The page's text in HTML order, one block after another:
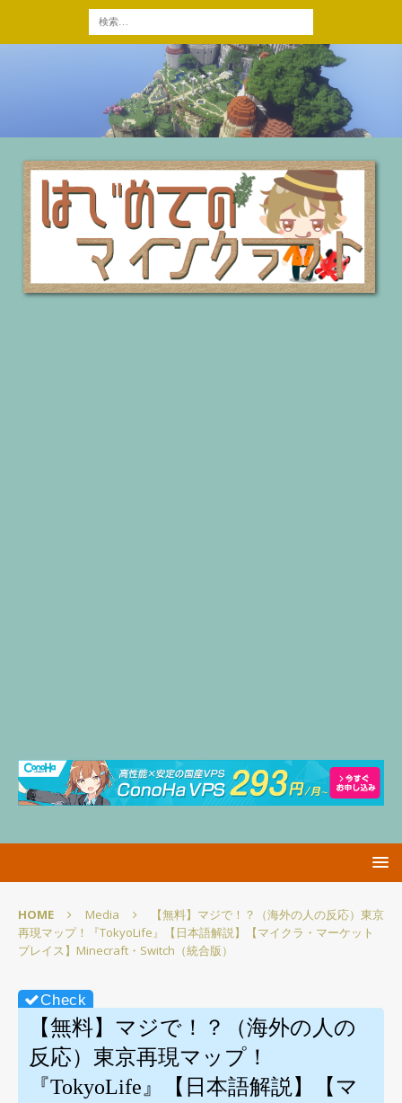
HOME Media
【無料】マジで！？（海外の人の反応）東京
再現マップ！『TokyoLife』【日本語解説】【マイクラ・マーケット
プレイス】Minecraft・Switch（統合版）
【無料】マジで！？（海外の人の
反応）東京再現マップ！
『TokyoLife』【日本語解説】【マ